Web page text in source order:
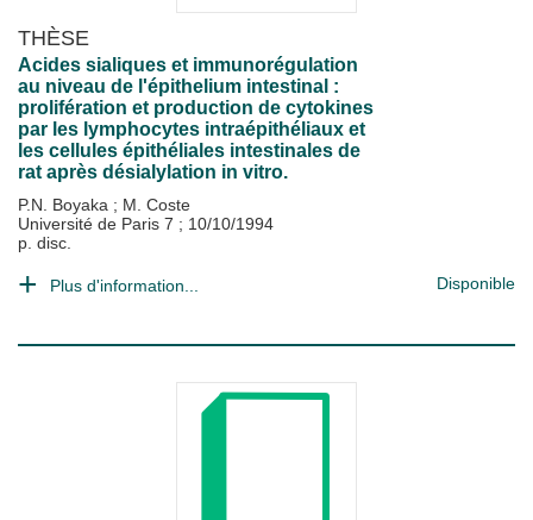
THÈSE
Acides sialiques et immunorégulation
au niveau de l'épithelium intestinal :
prolifération et production de cytokines
par les lymphocytes intraépithéliaux et
les cellules épithéliales intestinales de
rat après désialylation in vitro.
P.N. Boyaka ; M. Coste
Université de Paris 7 ; 10/10/1994
p. disc.
Plus d'information... Disponible